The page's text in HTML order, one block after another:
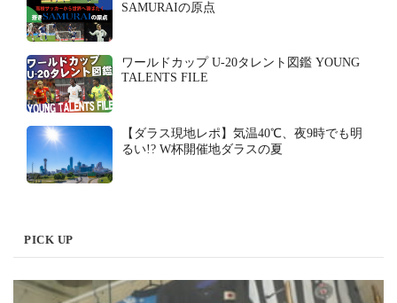
SAMURAIの原点
ワールドカップ U-20タレント図鑑 YOUNG
TALENTS FILE
【ダラス現地レポ】気温40℃、夜9時でも明
るい!? W杯開催地ダラスの夏
PICK UP